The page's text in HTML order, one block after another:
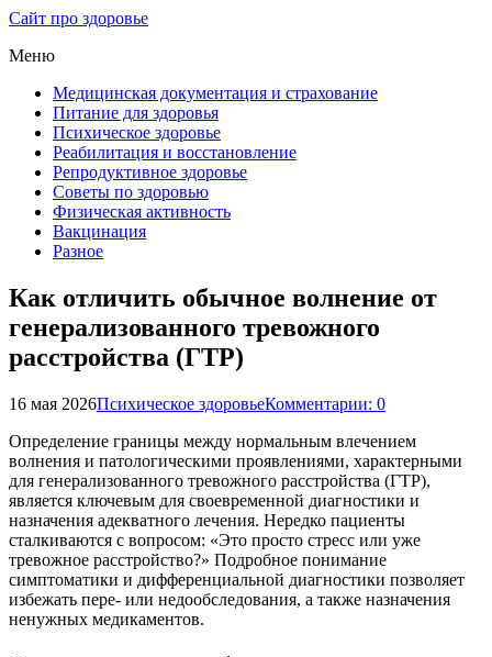
Сайт про здоровье
Меню
Медицинская документация и страхование
Питание для здоровья
Психическое здоровье
Реабилитация и восстановление
Репродуктивное здоровье
Советы по здоровью
Физическая активность
Вакцинация
Разное
Как отличить обычное волнение от
генерализованного тревожного
расстройства (ГТР)
16 мая 2026Психическое здоровьеКомментарии: 0
Определение границы между нормальным влечением
волнения и патологическими проявлениями, характерными
для генерализованного тревожного расстройства (ГТР),
является ключевым для своевременной диагностики и
назначения адекватного лечения. Нередко пациенты
сталкиваются с вопросом: «Это просто стресс или уже
тревожное расстройство?» Подробное понимание
симптоматики и дифференциальной диагностики позволяет
избежать пере- или недообследования, а также назначения
ненужных медикаментов.